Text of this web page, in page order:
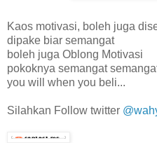
Kaos motivasi, boleh juga
dipake biar semangat
boleh juga Oblong Motivasi
pokoknya semangat
you will when you beli...
Silahkan Follow twitter